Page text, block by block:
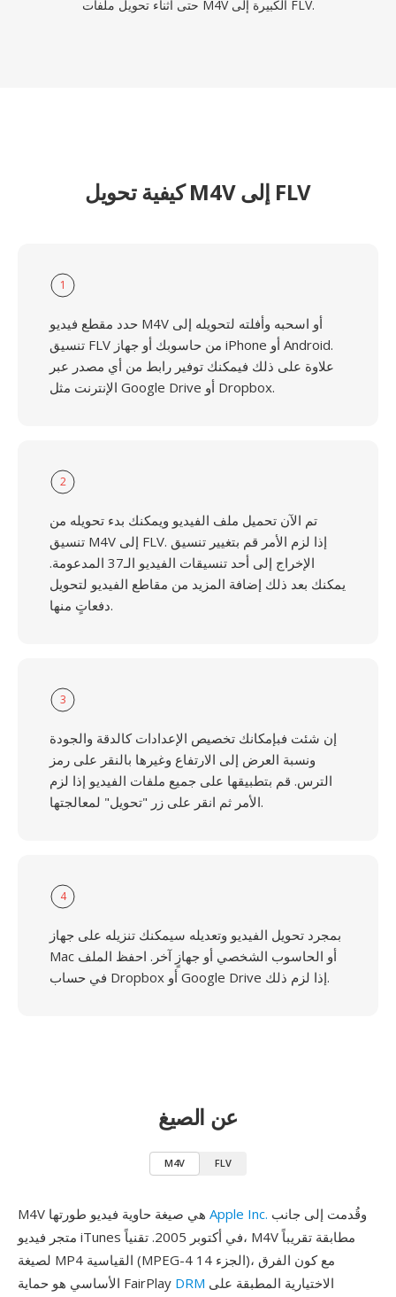
حتى أثناء تحويل ملفات M4V الكبيرة إلى FLV.
كيفية تحويل M4V إلى FLV
1
حدد مقطع فيديو M4V أو اسحبه وأفلته لتحويله إلى
تنسيق FLV من حاسوبك أو جهاز iPhone أو Android.
علاوة على ذلك فيمكنك توفير رابط من أي مصدر عبر
الإنترنت مثل Google Drive أو Dropbox.
2
تم الآن تحميل ملف الفيديو ويمكنك بدء تحويله من
تنسيق M4V إلى FLV. إذا لزم الأمر قم بتغيير تنسيق
الإخراج إلى أحد تنسيقات الفيديو الـ37 المدعومة.
يمكنك بعد ذلك إضافة المزيد من مقاطع الفيديو لتحويل
دفعاتٍ منها.
3
إن شئت فبإمكانك تخصيص الإعدادات كالدقة والجودة
ونسبة العرض إلى الارتفاع وغيرها بالنقر على رمز
الترس. قم بتطبيقها على جميع ملفات الفيديو إذا لزم
الأمر ثم انقر على زر "تحويل" لمعالجتها.
4
بمجرد تحويل الفيديو وتعديله سيمكنك تنزيله على جهاز
Mac أو الحاسوب الشخصي أو جهازٍ آخر. احفظ الملف
في حساب Dropbox أو Google Drive إذا لزم ذلك.
عن الصيغ
M4V FLV
Apple Inc.
متجر فيديو iTunes في أكتوبر 2005. تقنياً، M4V مطابقة تقريباً
لصيغة MP4 القياسية (MPEG-4 الجزء 14)، مع كون الفرق
الأساسي هو حماية FairPlay DRM